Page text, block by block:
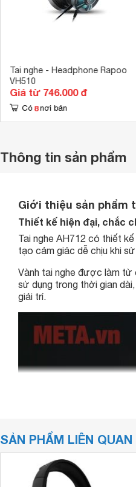
Tai nghe - Headphone Rapoo
VH510
Giá từ 746.000 đ
Có 8 nơi bán
Thông tin sản phẩm
Giới thiệu sản phẩm
Thiết kế hiện đại, chắc
Tai nghe AH712 có thiết
tạo cảm giác dễ chịu khi sử
Vành tai nghe được làm từ
sử dụng trong thời gian
giải trí.
SẢN PHẨM LIÊN QUAN